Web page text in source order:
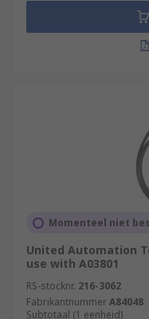
Momenteel niet
United Automation
use with A03801
RS-stocknr. 216-3062
FabrikantnummerA84048
Subtotaal (1 eenheid)